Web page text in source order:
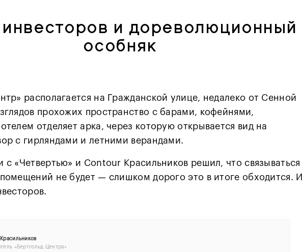
и дореволюционный
особняк
располагается на Гражданской улице, недалеко от Сенной
прохожих пространство с барами, кофейнями,
отделяет арка, через которую открывается вид на
с гирляндами и летними верандами.
с «Четвертью» и Contour Красильников решил, что связываться
не будет — слишком дорого это в итоге обходится. И
«Бертгольд Центра»